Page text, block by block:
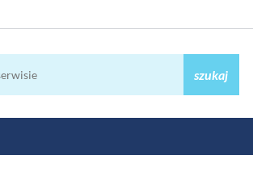
szukaj